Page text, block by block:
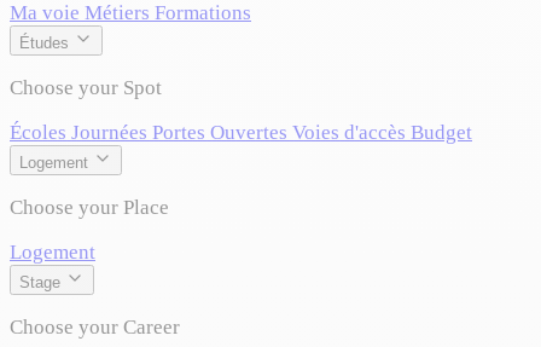
Ma voie Métiers Formations
Études
Choose your Spot
Écoles Journées Portes Ouvertes Voies d'accès Budget
Logement
Choose your Place
Logement
Stage
Choose your Career